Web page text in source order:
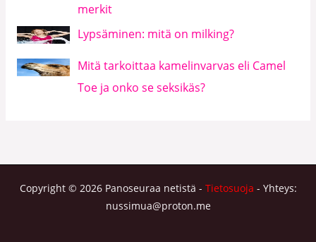
merkit
Lypsäminen: mitä on milking?
Mitä tarkoittaa kamelinvarvas eli Camel
Toe ja onko se seksikäs?
Copyright © 2026 Panoseuraa netistä - Tietosuoja - Yhteys:
nussimua@proton.me